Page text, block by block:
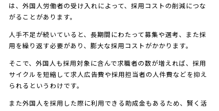
は、外国人労働者の受け入れによって、採用コストの削減につな
がることがあります。
人手不足が続いていると、長期間にわたって募集や選考、また採
用を繰り返す必要があり、膨大な採用コストがかかります。
そこで、外国人も採用対象に含んで求職者の数が増えれば、採用
サイクルを短縮して求人広告費や採用担当者の人件費などを抑え
られるというわけです。
また外国人を採用した際に利用できる助成金もあるため、賢く活